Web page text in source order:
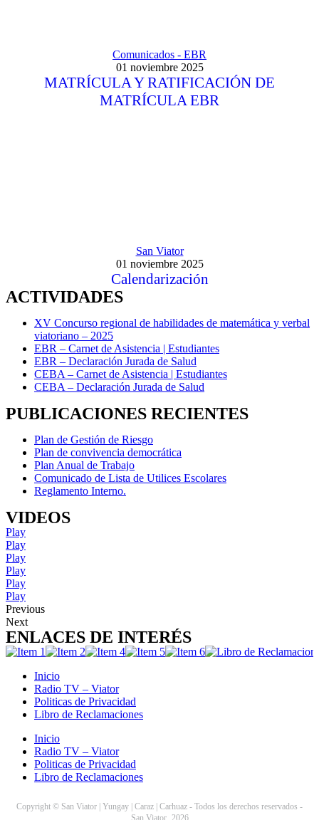
Comunicados - EBR
01 noviembre 2025
MATRÍCULA Y RATIFICACIÓN DE
MATRÍCULA EBR
San Viator
01 noviembre 2025
Calendarización
ACTIVIDADES
XV Concurso regional de habilidades de matemática y verbal
viatoriano – 2025
EBR – Carnet de Asistencia | Estudiantes
EBR – Declaración Jurada de Salud
CEBA – Carnet de Asistencia | Estudiantes
CEBA – Declaración Jurada de Salud
PUBLICACIONES RECIENTES
Plan de Gestión de Riesgo
Plan de convivencia democrática
Plan Anual de Trabajo
Comunicado de Lista de Utilices Escolares
Reglamento Interno.
VIDEOS
Play
Play
Play
Play
Play
Play
Previous
Next
ENLACES DE INTERÉS
Inicio
Radio TV – Viator
Politicas de Privacidad
Libro de Reclamaciones
Inicio
Radio TV – Viator
Politicas de Privacidad
Libro de Reclamaciones
Copyright © San Viator | Yungay | Caraz | Carhuaz - Todos los derechos reservados -